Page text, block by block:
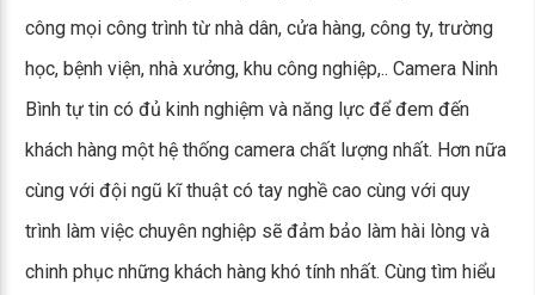
công mọi công trình từ nhà dân, cửa hàng, công ty, trường
học, bệnh viện, nhà xưởng, khu công nghiệp,.. Camera Ninh
Bình tự tin có đủ kinh nghiệm và năng lực để đem đến
khách hàng một hệ thống camera chất lượng nhất. Hơn nữa
cùng với đội ngũ kĩ thuật có tay nghề cao cùng với quy
trình làm việc chuyên nghiệp sẽ đảm bảo làm hài lòng và
chinh phục những khách hàng khó tính nhất. Cùng tìm hiểu